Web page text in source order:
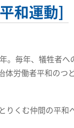
和運動]
。毎年、犠牲者
労働者平和のつ
くむ仲間の平和